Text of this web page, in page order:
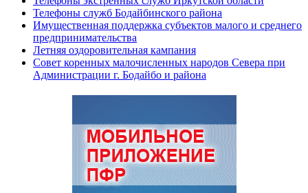
Телефоны служб Бодайбинского района
Имущественная поддержка субъектов малого и среднего
предпринимательства
Летняя оздоровительная кампания
Совет коренных малочисленных народов Севера при
Администрации г. Бодайбо и района